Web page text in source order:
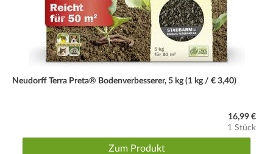
Neudorff Terra Preta® Bodenverbesserer, 5 kg (1 kg / € 3,40)
16,99 €
1 Stück
Zum Produkt